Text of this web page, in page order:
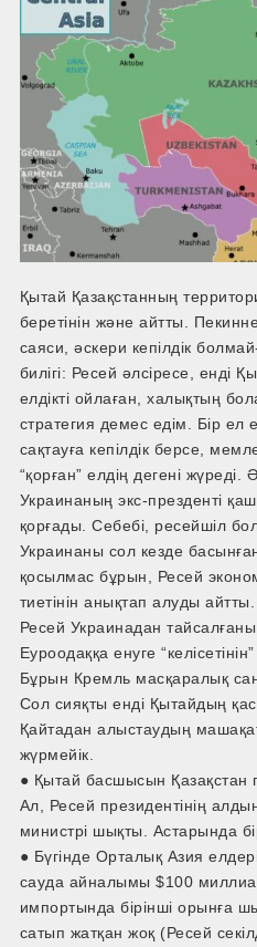
Қытай Қазақстанның
беретінін және айтты.
саяси, әскери кепілдік
билігі: Ресей әлсіресе, енді
елдікті ойлаған, халықтың
стратегия демес едім. Бір ел
сақтауға кепілдік берсе,
“қорған” елдің дегені жүреді.
Украинаның экс-презденті
қорғады. Себебі, ресейшіл
Украинаны сол кезде
қосылмас бұрын, Ресей
тиетінін анықтап алуды
Ресей Украинадан
Еуроодаққа енуге
Бұрын Кремль масқаралық
Сол сияқты енді Қытайдың
Қайтадан алыстаудың
жүрмейік.
● Қытай басшысын Қазақстан
Ал, Ресей президентінің
министрі шықты. Астарында
● Бүгінде Орталық Азия
сауда айналымы $100
импортында бірінші орынға
сатып жатқан жоқ (Ресей